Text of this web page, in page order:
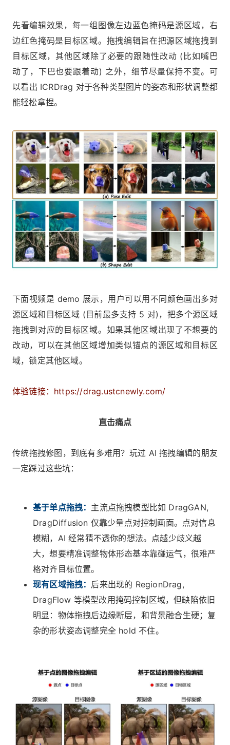
先看编辑效果，每一组图像左边蓝色掩码是源区域，右
边红色掩码是目标区域。拖拽编辑旨在把源区域拖拽到
目标区域，其他区域除了必要的跟随性改动 (比如嘴巴
动了，下巴也要跟着动) 之外，细节尽量保持不变。可
以看出 ICRDrag 对于各种类型图片的姿态和形状调整都
能轻松拿捏。
下面视频是 demo 展示，用户可以用不同颜色画出多对
源区域和目标区域 (目前最多支持 5 对)，把多个源区域
拖拽到对应的目标区域。如果其他区域出现了不想要的
改动，可以在其他区域增加类似锚点的源区域和目标区
域，锁定其他区域。
体验链接：https://drag.ustcnewly.com/
直击痛点
传统拖拽修图，到底有多难用？玩过 AI 拖拽编辑的朋友
一定踩过这些坑：
基于单点拖拽： 主流点拖拽模型比如 DragGAN,
DragDiffusion 仅靠少量点对控制画面。点对信息
模糊，AI 经常猜不透你的想法。点越少歧义越
大，想要精准调整物体形态基本靠碰运气，很难严
格对齐目标位置。
现有区域拖拽： 后来出现的 RegionDrag,
DragFlow 等模型改用掩码控制区域，但缺陷依旧
明显：物体拖拽后边缘断层，和背景融合生硬；复
杂的形状姿态调整完全 hold 不住。